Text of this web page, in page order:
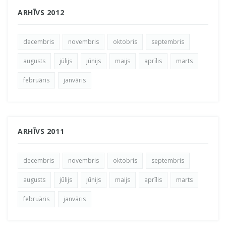
ARHĪVS 2012
decembris novembris oktobris septembris
augusts jūlijs jūnijs maijs aprīlis marts
februāris janvāris
ARHĪVS 2011
decembris novembris oktobris septembris
augusts jūlijs jūnijs maijs aprīlis marts
februāris janvāris